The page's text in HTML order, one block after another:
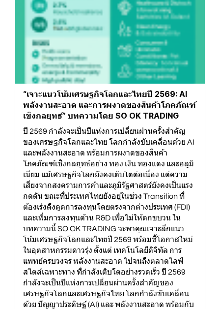
“เจาะแนวโน้มเศรษฐกิจโลกและไทยปี 2569: AI
พลังงานสะอาด และการผงาดของสินค้าโภคภัณฑ์
เชิงกลยุทธ์” บทความโดย SO OK TRADING
ปี 2569 กำลังจะเป็นปีแห่งการเปลี่ยนผ่านครั้งสำคัญ
ของเศรษฐกิจโลกและไทย โลกกำลังขับเคลื่อนด้วย AI
และพลังงานสะอาด พร้อมการผงาดของสินค้า
โภคภัณฑ์เชิงกลยุทธ์อย่าง ทอง เงิน ทองแดง และอลูมิ
เนียม แม้เศรษฐกิจโลกยังคงเติบโตต่อเนื่อง แต่ความ
เสี่ยงจากสงครามการค้าและภูมิรัฐศาสตร์ยังคงเป็นแรง
กดดัน ขณะที่ประเทศไทยยังอยู่ในช่วง Transition ที่
ต้องเร่งดึงดูดการลงทุนโดยตรงจากต่างประเทศ (FDI)
และเพิ่มการลงทุนด้าน R&D เพื่อไม่ให้ตกขบวน ใน
บทความนี้ SO OK TRADING จะพาคุณเจาะลึกแนว
โน้มเศรษฐกิจโลกและไทยปี 2569 พร้อมชี้โอกาสใหม่
ในอุตสาหกรรมดาวรุ่ง ตั้งแต่ เทคโนโลยีดิจิทัล การ
แพทย์ครบวงจร พลังงานสะอาด ไปจนถึงตลาดไลฟ์
สไตล์เฉพาะทาง ที่กำลังเติบโตอย่างรวดเร็ว ปี 2569
กำลังจะเป็นปีแห่งการเปลี่ยนผ่านครั้งสำคัญของ
เศรษฐกิจโลกและเศรษฐกิจไทย โลกกำลังขับเคลื่อน
ด้วย ปัญญาประดิษฐ์ (AI) และ พลังงานสะอาด พร้อมกับ